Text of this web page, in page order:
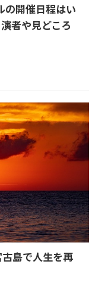
の開催日程はい
者や見どころ
古島で人生を再